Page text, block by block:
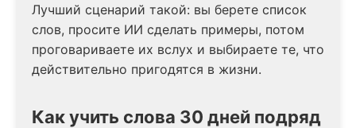
Лучший сценарий такой: вы берете список
слов, просите ИИ сделать примеры, потом
проговариваете их вслух и выбираете те, что
действительно пригодятся в жизни.
Как учить слова 30 дней подряд